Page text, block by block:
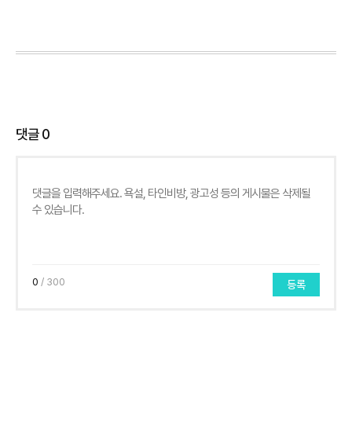
댓글0
0 / 300 등록